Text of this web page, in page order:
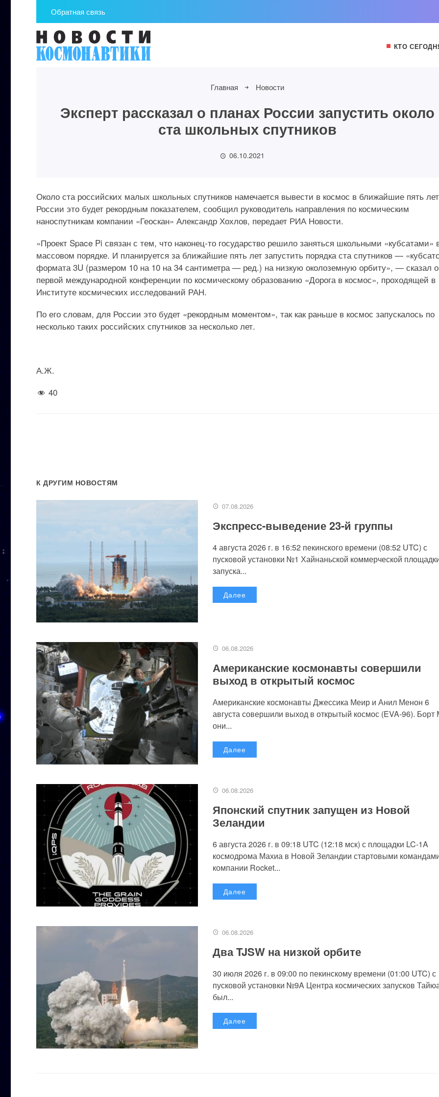
Обратная связь
КТО
Главная Новости
Эксперт рассказал о планах России запустить около
ста школьных спутников
06.10.2021
Около ста российских малых школьных спутников намечается вывести в космос в ближайшие пять
России это будет рекордным показателем, сообщил руководитель направления по космическим
наноспутникам компании «Геоскан» Александр Хохлов, передает РИА Новости.
«Проект Space Pi связан с тем, что наконец-то государство решило заняться школьными «кубсатами»
массовом порядке. И планируется за ближайшие пять лет запустить порядка ста спутников —
формата 3U (размером 10 на 10 на 34 сантиметра — ред.) на низкую околоземную орбиту», — сказал
первой международной конференции по космическому образованию «Дорога в космос», проходящей в
Институте космических исследований РАН.
По его словам, для России это будет «рекордным моментом», так как раньше в космос запускалось по
несколько таких российских спутников за несколько лет.
А.Ж.
40
К ДРУГИМ НОВОСТЯМ
07.08.2026
Экспресс-выведение 23-й группы
4 августа 2026 г. в 16:52 пекинского времени (08:52 UTC) с
пусковой установки №1 Хайнаньской коммерческой
запуска...
Далее
06.08.2026
Американские космонавты совершили
выход в открытый космос
Американские космонавты Джессика Меир и Анил Менон 6
августа совершили выход в открытый космос (EVA-96).
они...
Далее
06.08.2026
Японский спутник запущен из Новой
Зеландии
6 августа 2026 г. в 09:18 UTC (12:18 мск) с площадки LC-1A
космодрома Махиа в Новой Зеландии стартовыми
компании Rocket...
Далее
06.08.2026
Два TJSW на низкой орбите
30 июля 2026 г. в 09:00 по пекинскому времени (01:00 UTC) с
пусковой установки №9A Центра космических запусков
был...
Далее